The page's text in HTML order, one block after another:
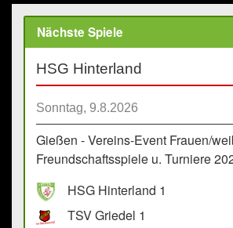
Nächste Spiele
HSG Hinterland
Sonntag, 9.8.2026
Gießen - Vereins-Event Frauen/
Freundschaftsspiele u. Turniere
HSG Hinterland 1
TSV Griedel 1